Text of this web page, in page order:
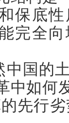
保底
完全
中国的
中如何
先行